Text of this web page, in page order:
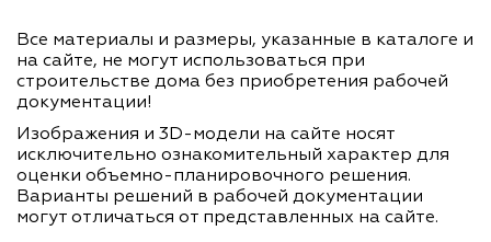
Все материалы и размеры, указанные в каталоге и
на сайте, не могут использоваться при
строительстве дома без приобретения рабочей
документации!
Изображения и 3D-модели на сайте носят
исключительно ознакомительный характер для
оценки объемно-планировочного решения.
Варианты решений в рабочей документации
могут отличаться от представленных на сайте.